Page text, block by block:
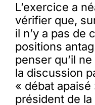
L’exercice a
vérifier que,
il n’y a pas de
positions
penser qu’il
la discussion
« débat
président de la